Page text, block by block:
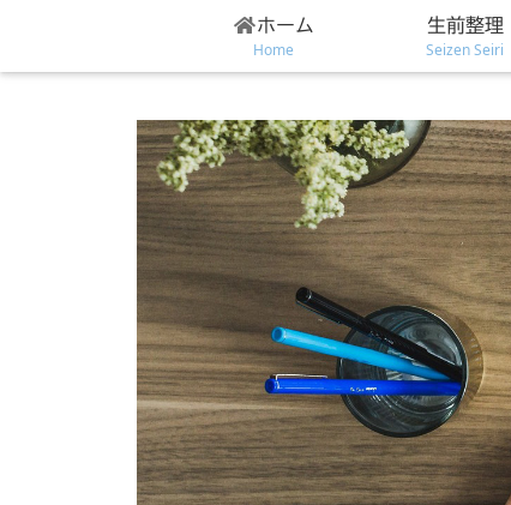
ホーム
Home
生前整理
Seizen Seiri